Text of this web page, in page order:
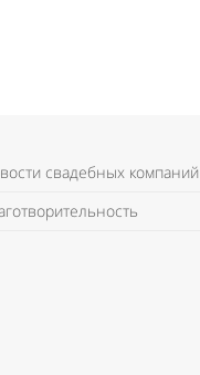
свадебных компаний